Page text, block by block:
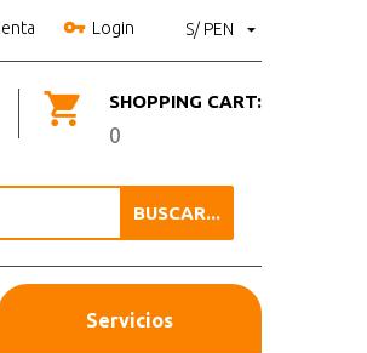
S/ PEN
Login
SHOPPING CART:
0
BUSCAR...
Servicios